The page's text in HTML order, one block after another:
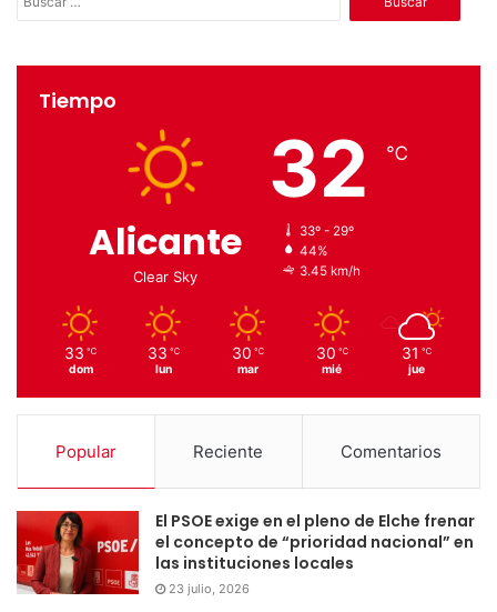
c
Tiempo
Alicante
Clear Sky
32 ℃
33º - 29º
44%
3.45 km/h
33 ℃
dom
33 ℃
lun
30 ℃
mar
30 ℃
mié
31 ℃
jue
Popular Reciente Comentarios
El PSOE exige en el pleno de Elche frenar
el concepto de “prioridad nacional” en
las instituciones locales
23 julio, 2026